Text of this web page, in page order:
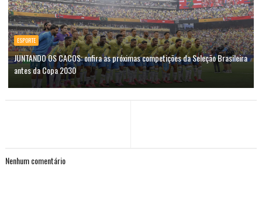
ESPORTE
JUNTANDO OS CACOS: onfira as próximas competições da Seleção Brasileira
antes da Copa 2030
Nenhum comentário